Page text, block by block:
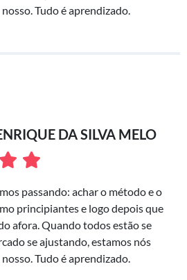
Tudo é aprendizado.
DA SILVA MELO
passando: achar o método e o
principiantes e logo depois que
afora. Quando todos estão se
se ajustando, estamos nós
Tudo é aprendizado.